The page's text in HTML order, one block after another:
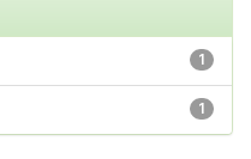
1
1